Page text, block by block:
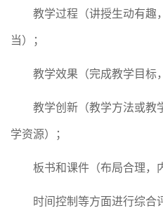
教学过程（讲授生动有趣
当） ；
教学效果（完成教学目标
教学创新（教学方法或教
学资源） ；
板书和课件（布局合理，
时间控制等方面进行综合